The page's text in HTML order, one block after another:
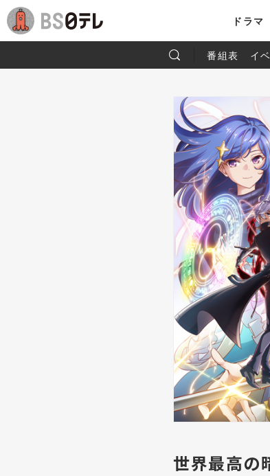
ドラマ
番組表 イ
世界最高の